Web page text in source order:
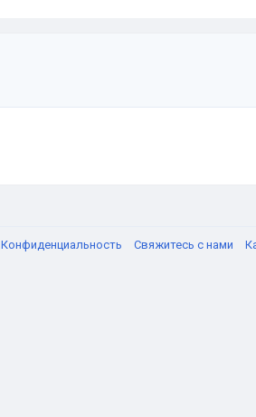
Конфиденциальность Свяжитесь с нами